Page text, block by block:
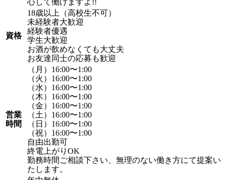
資格
18歳以上（高校生不可）
未経験者大歓迎
経験者優遇
学生大歓迎
お酒が飲めなくても大丈夫
お友達同士の応募も歓迎
営業
時間
（月）16:00〜1:00
（火）16:00〜1:00
（水）16:00〜1:00
（木）16:00〜1:00
（金）16:00〜1:00
（土）16:00〜1:00
（日）16:00〜1:00
（祝）16:00〜1:00
自由出勤可
終電上がりOK
勤務時間ご相談下さい、無理のない働き方にて提案い
たします。